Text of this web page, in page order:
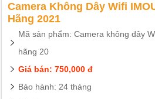
Camera Không Dây Wifi
Hãng 2021
Mã sản phẩm: Camera không dây
hãng 20
Giá bán: 750,000 đ
Bảo hành: 24 tháng